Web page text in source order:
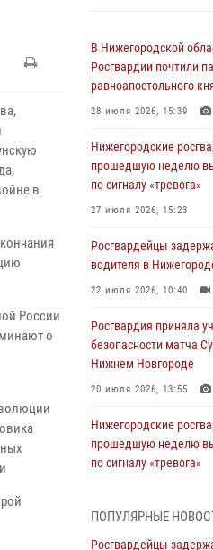
в
России
о
В Нижегородской
Росгвардии почтили
равноапостольного
28 июля 2026, 15:39
Нижегородские
прошедшую неделю
по сигналу «тревога»
27 июля 2026, 15:23
Росгвардейцы
водителя в
22 июля 2026, 10:40
Росгвардия приняла
безопасности матча
Нижнем Новгороде
20 июля 2026, 13:55
Нижегородские
прошедшую неделю
по сигналу «тревога»
В Нижегородской
Росгвардии «по
ПОПУЛЯРНЫЕ
Росгвардейцы